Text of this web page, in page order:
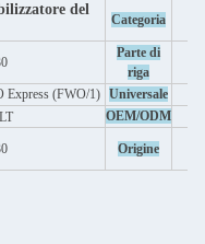
del
Categoria
Parte di
riga
(FWO/1)
Universale
OEM/ODM
Origine